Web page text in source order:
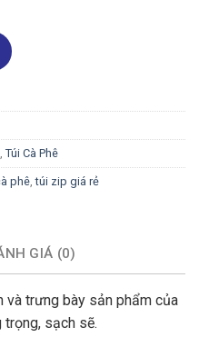
, Túi Cà Phê
phê,túi zip giá rẻ
GIÁ (0)
và trưng bày sản phẩm của
sạch sẽ.